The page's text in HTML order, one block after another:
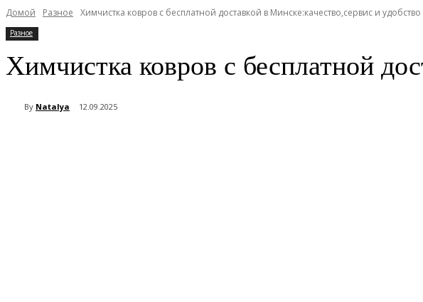
Домой Разное Химчистка ковров с бесплатной доставкой в Минске:качество,сервис и удобство
Разное
Химчистка ковров с бесплатной
By Natalya 12.09.2025